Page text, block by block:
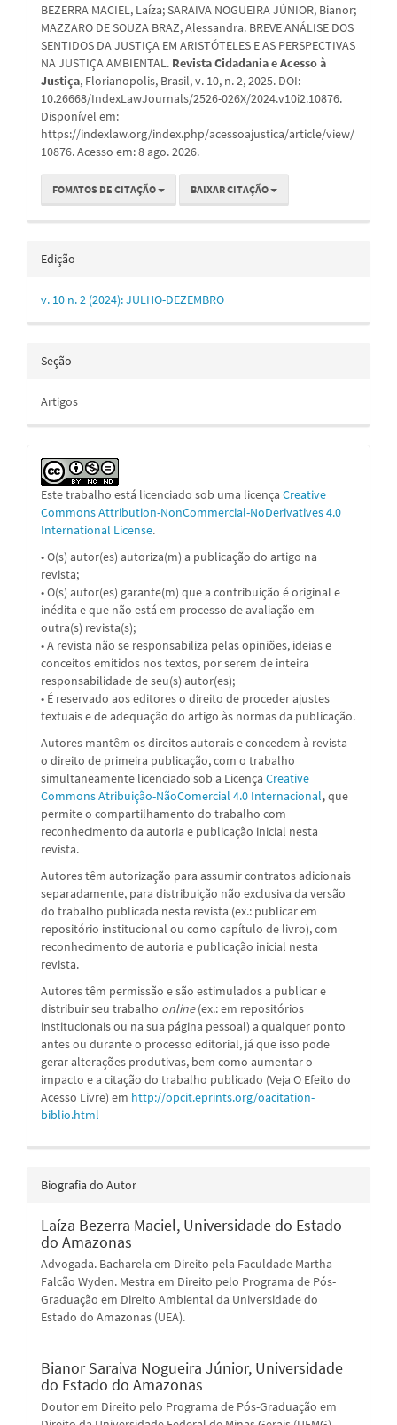
artigo
BEZERRA MACIEL, Laíza; SARAIVA NOGUEIRA JÚNIOR, Bianor;
MAZZARO DE SOUZA BRAZ, Alessandra. BREVE ANÁLISE DOS
SENTIDOS DA JUSTIÇA EM ARISTÓTELES E AS PERSPECTIVAS
NA JUSTIÇA AMBIENTAL. Revista Cidadania e Acesso à
Justiça, Florianopolis, Brasil, v. 10, n. 2, 2025. DOI:
10.26668/IndexLawJournals/2526-026X/2024.v10i2.10876.
Disponível em:
https://indexlaw.org/index.php/acessoajustica/article/view/
10876. Acesso em: 8 ago. 2026.
FOMATOS DE CITAÇÃO BAIXAR CITAÇÃO
Edição
v. 10 n. 2 (2024): JULHO-DEZEMBRO
Seção
Artigos
Este trabalho está licenciado sob uma licença Creative
Commons Attribution-NonCommercial-NoDerivatives 4.0
International License.
• O(s) autor(es) autoriza(m) a publicação do artigo na
revista;
• O(s) autor(es) garante(m) que a contribuição é original e
inédita e que não está em processo de avaliação em
outra(s) revista(s);
• A revista não se responsabiliza pelas opiniões, ideias e
conceitos emitidos nos textos, por serem de inteira
responsabilidade de seu(s) autor(es);
• É reservado aos editores o direito de proceder ajustes
textuais e de adequação do artigo às normas da publicação.
Autores mantêm os direitos autorais e concedem à revista
o direito de primeira publicação, com o trabalho
simultaneamente licenciado sob a Licença Creative
Commons Atribuição-NãoComercial 4.0 Internacional,que
permite o compartilhamento do trabalho com
reconhecimento da autoria e publicação inicial nesta
revista.
Autores têm autorização para assumir contratos adicionais
separadamente, para distribuição não exclusiva da versão
do trabalho publicada nesta revista (ex.: publicar em
repositório institucional ou como capítulo de livro), com
reconhecimento de autoria e publicação inicial nesta
revista.
Autores têm permissão e são estimulados a publicar e
distribuir seu trabalho online(ex.: em repositórios
institucionais ou na sua página pessoal) a qualquer ponto
antes ou durante o processo editorial, já que isso pode
gerar alterações produtivas, bem como aumentar o
impacto e a citação do trabalho publicado (Veja O Efeito do
Acesso Livre) em http://opcit.eprints.org/oacitation-
biblio.html
Biografia do Autor
Laíza Bezerra Maciel, Universidade do Estado
do Amazonas
Advogada. Bacharela em Direito pela Faculdade Martha
Falcão Wyden. Mestra em Direito pelo Programa de Pós-
Graduação em Direito Ambiental da Universidade do
Estado do Amazonas (UEA).
Bianor Saraiva Nogueira Júnior, Universidade
do Estado do Amazonas
Doutor em Direito pelo Programa de Pós-Graduação em